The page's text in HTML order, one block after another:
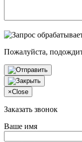
Пожалуйста,
×Close
Заказать звонок
Ваше имя